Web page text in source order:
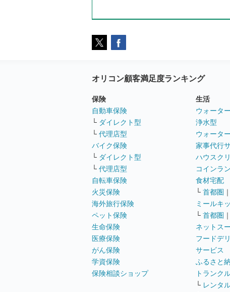
オリコン顧客満足度ランキング
保険
自動車保険
└ ダイレクト型
└ 代理店型
バイク保険
└ ダイレクト型
└ 代理店型
自転車保険
火災保険
海外旅行保険
ペット保険
生命保険
医療保険
がん保険
学資保険
保険相談ショップ
生活
ウォータ
浄水型
ウォータ
家事代行
ハウスク
コインラ
食材宅配
└ 首都圏 ｜
ミールキ
└ 首都圏 ｜
ネットス
フードデ
サービス
ふるさと
トランク
└ レンタ